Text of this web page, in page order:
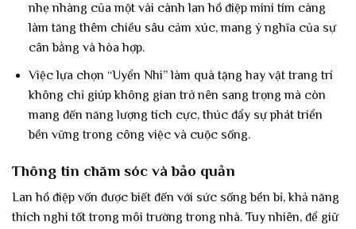
nhẹ nhàng của một vài cành lan hồ điệp mini tím càng
làm tăng thêm chiều sâu cảm xúc, mang ý nghĩa của sự
cân bằng và hòa hợp.
Việc lựa chọn “Uyển Nhi” làm quà tặng hay vật trang trí
không chỉ giúp không gian trở nên sang trọng mà còn
mang đến năng lượng tích cực, thúc đẩy sự phát triển
bền vững trong công việc và cuộc sống.
Thông tin chăm sóc và bảo quản
Lan hồ điệp vốn được biết đến với sức sống bền bỉ, khả năng
thích nghi tốt trong môi trường trong nhà. Tuy nhiên, để giữ